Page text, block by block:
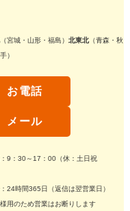
（宮城・山形・福島）北東北（青森・秋
）
お電話
メール
9：30～17：00（休：土日祝
：24時間365日（返信は翌営業日）
用のため営業はお断りします